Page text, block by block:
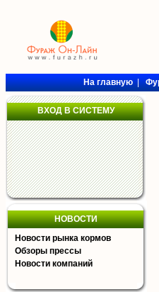
На главную|
ВХОД В СИСТЕМУ
НОВОСТИ
Новости рынка кормов
Обзоры прессы
Новости компаний